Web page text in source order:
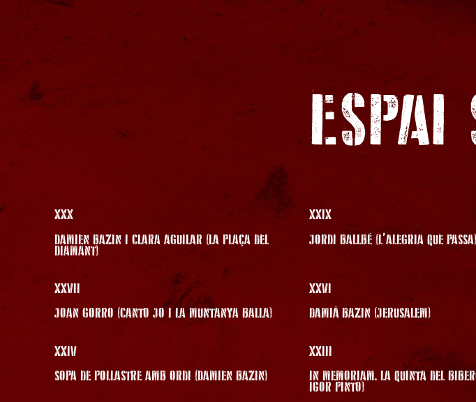
ESPAI
XXX
DAMIEN BAZIN I CLARA AGUILAR (LA PLAÇA DEL
DIAMANT)
XXIX
JORDI BALLBÉ (L’ALEGRIA QUE PASSA)
XXVII
JOAN GORRO (CANTO JO I LA MUNTANYA BALLA)
XXVI
DAMIÀ BAZIN (JERUSALEM)
XXIV
SOPA DE POLLASTRE AMB ORDI (DAMIEN BAZIN)
XXIII
IN MEMORIAM. LA QUINTA DEL
IGOR PINTO)